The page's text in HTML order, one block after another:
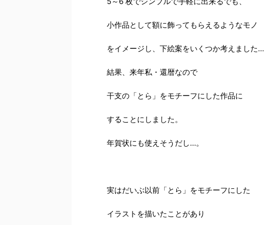
小作品として額に飾ってもらえるようなモノ
をイメージし、下絵案をいくつか考えました…
結果、来年私・還暦なので
干支の「とら」をモチーフにした作品に
することにしました。
年賀状にも使えそうだし…。
実はだいぶ以前「とら」をモチーフにした
イラストを描いたことがあり